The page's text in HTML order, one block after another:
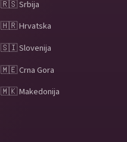
🇷🇸 Srbija
🇭🇷 Hrvatska
🇸🇮 Slovenija
🇲🇪 Crna Gora
🇲🇰 Makedonija